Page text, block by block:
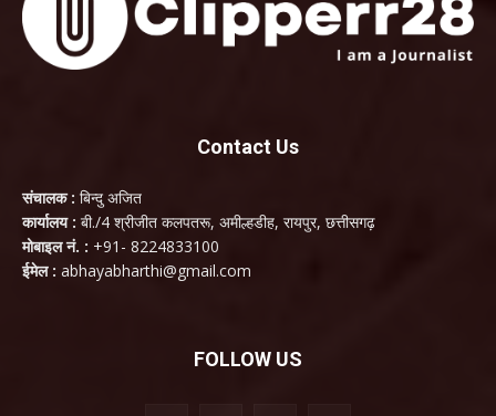
Contact Us
संचालक : बिन्दु अजित
कार्यालय : बी./4 श्रीजीत कलपतरू, अमील्हडीह, रायपुर, छत्तीसगढ़
मोबाइल नं. : +91- 8224833100
ईमेल : abhayabharthi@gmail.com
FOLLOW US